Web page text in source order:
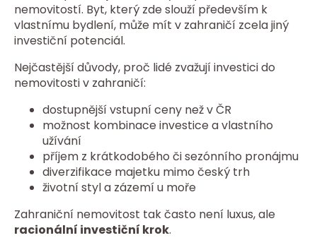
nemovitostí. Byt, který zde slouží především k
vlastnímu bydlení, může mít v zahraničí zcela jiný
investiční potenciál.
Nejčastější důvody, proč lidé zvažují investici do
nemovitosti v zahraničí:
dostupnější vstupní ceny než v ČR
možnost kombinace investice a vlastního
užívání
příjem z krátkodobého či sezónního pronájmu
diverzifikace majetku mimo český trh
životní styl a zázemí u moře
Zahraniční nemovitost tak často není luxus, ale
racionální investiční krok.